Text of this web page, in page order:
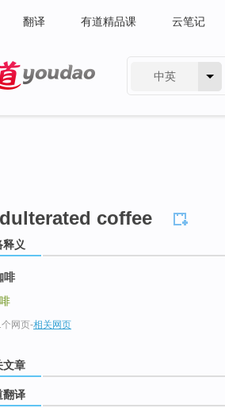
翻译 有道精品课 云笔记
中英
coffee
释义
啡
网页-相关网页
文章
翻译